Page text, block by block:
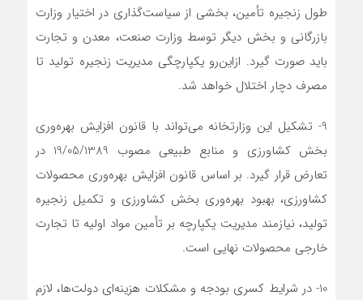
طول زنجیره تأمین، بخشی از سیاست‌گذاری در اختیار وزارت
بازرگانی و بخش دیگر توسط وزارت صنعت، معدن و تجارت
باید صورت گیرد. ازاین‌رو یکپارچگی مدیریت زنجیره تولید تا
مصرف دچار اختلال خواهد شد.
9- تشکیل این وزارتخانه می‌تواند با قانون افزایش بهره‌وری
بخش کشاورزی و منابع طبیعی مصوب 19/05/1389 در
تعارض قرار گیرد. بر اساس قانون افزایش بهره‌وری محصولات
کشاورزی، بهبود بهره‌وری بخش کشاورزی و تکمیل زنجیره
تولید، نیازمند مدیریت یکپارچه بر تأمین مواد اولیه تا تجارت
خارجی محصولات نهایی است.
10- در شرایط کسری بودجه و مشکلات هزینه‌ای دولت‌ها، لازم